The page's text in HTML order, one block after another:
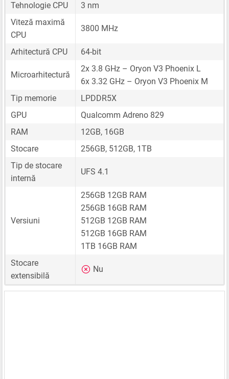
Tehnologie CPU
3 nm
Viteză maximă
CPU
3800 MHz
Arhitectură CPU 64-bit
Microarhitectură
2x 3.8 GHz – Oryon V3 Phoenix L
6x 3.32 GHz – Oryon V3 Phoenix M
Tip memorie
LPDDR5X
GPU
Qualcomm Adreno 829
RAM
12GB, 16GB
Stocare
256GB, 512GB, 1TB
Tip de stocare
internă
UFS 4.1
Versiuni
256GB 12GB RAM
256GB 16GB RAM
512GB 12GB RAM
512GB 16GB RAM
1TB 16GB RAM
Stocare
extensibilă
Nu